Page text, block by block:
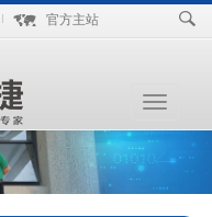
官方主站
Toggle